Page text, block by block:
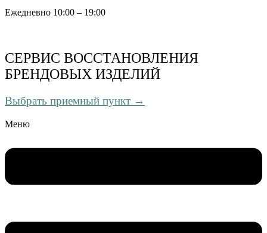
Ежедневно 10:00 – 19:00
СЕРВИС ВОССТАНОВЛЕНИЯ
БРЕНДОВЫХ ИЗДЕЛИЙ
Выбрать приемный пункт →
Меню